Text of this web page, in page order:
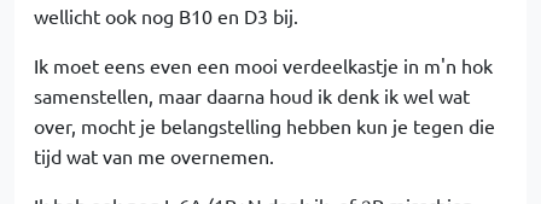
wellicht ook nog B10 en D3 bij.
Ik moet eens even een mooi verdeelkastje in m'n hok
samenstellen, maar daarna houd ik denk ik wel wat
over, mocht je belangstelling hebben kun je tegen die
tijd wat van me overnemen.